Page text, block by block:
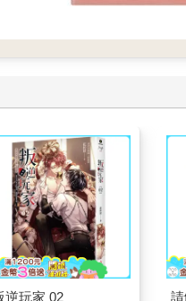
逆玩家 02